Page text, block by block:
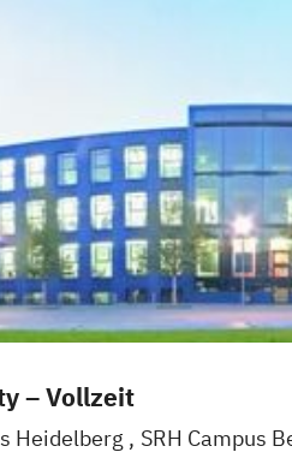
– Vollzeit
Heidelberg
SRH Campus